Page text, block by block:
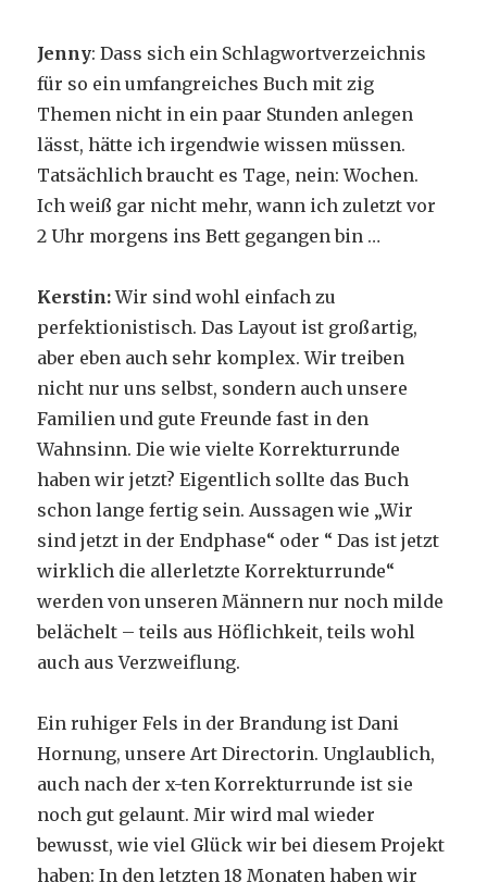
Jenny: Dass sich ein Schlagwortverzeichnis
für so ein umfangreiches Buch mit zig
Themen nicht in ein paar Stunden anlegen
lässt, hätte ich irgendwie wissen müssen.
Tatsächlich braucht es Tage, nein: Wochen.
Ich weiß gar nicht mehr, wann ich zuletzt vor
2 Uhr morgens ins Bett gegangen bin …
Kerstin:Wir sind wohl einfach zu
perfektionistisch. Das Layout ist großartig,
aber eben auch sehr komplex. Wir treiben
nicht nur uns selbst, sondern auch unsere
Familien und gute Freunde fast in den
Wahnsinn. Die wie vielte Korrekturrunde
haben wir jetzt? Eigentlich sollte das Buch
schon lange fertig sein. Aussagen wie „Wir
sind jetzt in der Endphase“ oder “ Das ist jetzt
wirklich die allerletzte Korrekturrunde“
werden von unseren Männern nur noch milde
belächelt – teils aus Höflichkeit, teils wohl
auch aus Verzweiflung.
Ein ruhiger Fels in der Brandung ist Dani
Hornung, unsere Art Directorin. Unglaublich,
auch nach der x-ten Korrekturrunde ist sie
noch gut gelaunt. Mir wird mal wieder
bewusst, wie viel Glück wir bei diesem Projekt
haben: In den letzten 18 Monaten haben wir